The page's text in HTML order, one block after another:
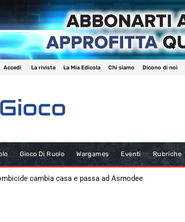
Accedi La rivista La Mia Edicola Chi siamo Dicono di noi
Gioco Di Ruolo Wargames Eventi Rubriche
cambia casa e passa ad Asmodee